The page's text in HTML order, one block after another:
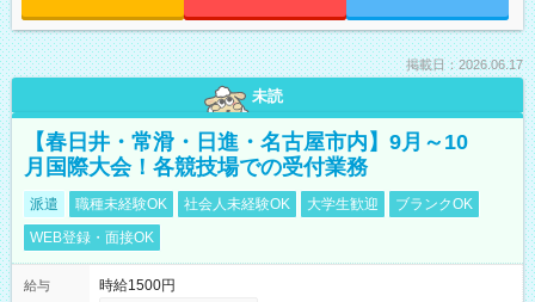
掲載日：2026.06.17
未読
【春日井・常滑・日進・名古屋市内】9月～10
月国際大会！各競技場での受付業務
派遣 職種未経験OK 社会人未経験OK 大学生歓迎
ブランクOK
WEB登録・面接OK
給与
時給1500円